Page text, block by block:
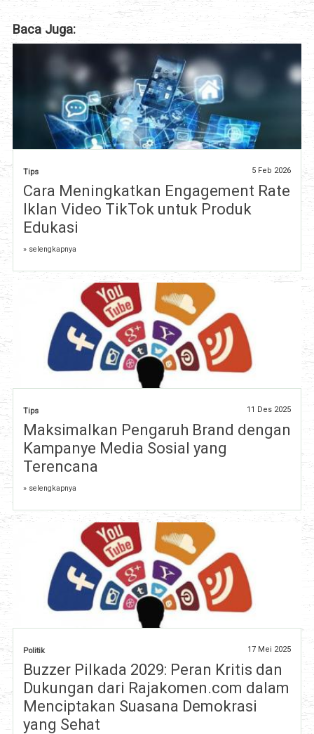
Baca Juga:
Tips 5 Feb 2026
Cara Meningkatkan Engagement Rate
Iklan Video TikTok untuk Produk
Edukasi
» selengkapnya
Tips 11 Des 2025
Maksimalkan Pengaruh Brand dengan
Kampanye Media Sosial yang
Terencana
» selengkapnya
Politik 17 Mei 2025
Buzzer Pilkada 2029: Peran Kritis dan
Dukungan dari Rajakomen.com dalam
Menciptakan Suasana Demokrasi
yang Sehat